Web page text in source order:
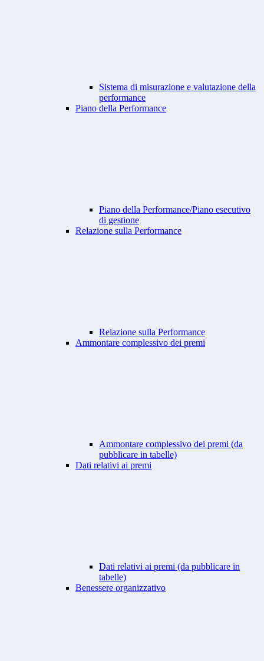
Sistema di misurazione e valutazione della
performance
Piano della Performance
Piano della Performance/Piano esecutivo
di gestione
Relazione sulla Performance
Relazione sulla Performance
Ammontare complessivo dei premi
Ammontare complessivo dei premi (da
pubblicare in tabelle)
Dati relativi ai premi
Dati relativi ai premi (da pubblicare in
tabelle)
Benessere organizzativo